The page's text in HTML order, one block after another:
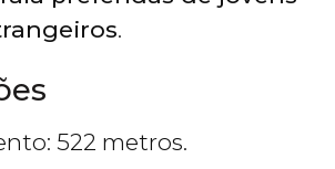
.
522 metros.